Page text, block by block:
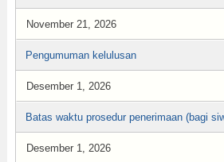
November 21, 2026
Pengumuman kelulusan
Desember 1, 2026
Batas waktu prosedur penerimaan (bagi
Desember 1, 2026